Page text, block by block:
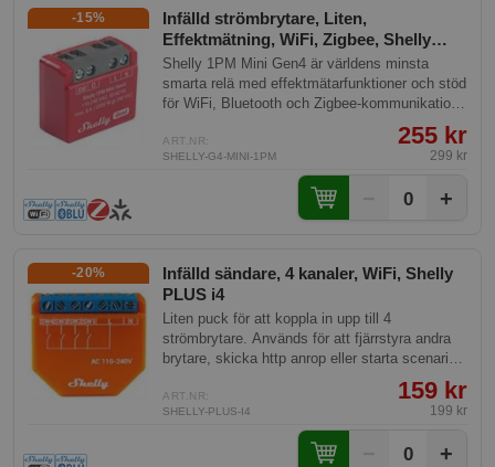
Infälld strömbrytare, Liten,
Effektmätning, WiFi, Zigbee, Shelly
Mini 1PM Gen4
-15%
Shelly 1PM Mini Gen4 är världens minsta
smarta relä med effektmätarfunktioner och stöd
för WiFi, Bluetooth och Zigbee-kommunikation.
strömbrytare, uttag eller lamputtag, möjliggör
den enkel kontroll och automatisering av
lampor, fläktar, pumpar och liknande enheter.
ART.NR:
SHELLY-G4-MINI-1PM
255 kr
299 kr
0 +
Infälld sändare, 4 kanaler, WiFi, Shelly
PLUS i4
-20%
Liten puck för att koppla in upp till 4
strömbrytare. Används för att fjärrstyra andra
brytare, skicka http anrop eller starta scenarier
ART.NR:
SHELLY-PLUS-I4
159 kr
199 kr
0 +